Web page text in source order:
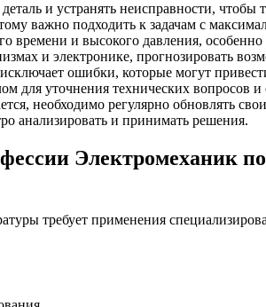
и устранять неисправности, чтобы
важно подходить к задачам с
времени и высокого давления,
и электронике, прогнозировать
ошибки, которые могут
для уточнения технических вопросов
необходимо регулярно обновлять
анализировать и принимать решения.
Электромеханик
требует применения